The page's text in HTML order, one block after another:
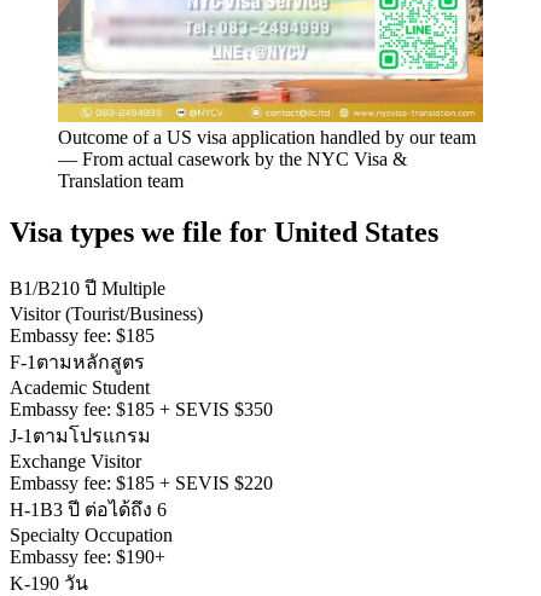
Outcome of a US visa application handled by our team
— From actual casework by the NYC Visa &
Translation team
Visa types we file for United States
B1/B210 ปี Multiple
Visitor (Tourist/Business)
Embassy fee: $185
F-1 ตามหลักสูตร
Academic Student
Embassy fee: $185 + SEVIS $350
J-1 ตามโปรแกรม
Exchange Visitor
Embassy fee: $185 + SEVIS $220
H-1B3 ปี ต่อได้ถึง 6
Specialty Occupation
Embassy fee: $190+
K-190 วัน